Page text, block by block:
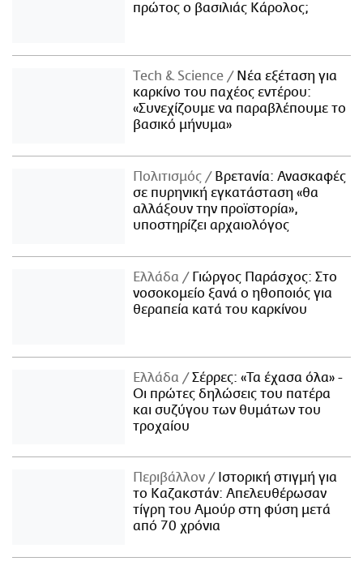
πρώτος ο βασιλιάς Κάρολος;
Τech & Science
Νέα εξέταση για
καρκίνο του παχέος εντέρου:
«Συνεχίζουμε να παραβλέπουμε το
βασικό μήνυμα»
Πολιτισμός
Βρετανία: Ανασκαφές
σε πυρηνική εγκατάσταση «θα
αλλάξουν την προϊστορία»,
υποστηρίζει αρχαιολόγος
Ελλάδα
Γιώργος Παράσχος: Στο
νοσοκομείο ξανά ο ηθοποιός για
θεραπεία κατά του καρκίνου
Ελλάδα
Σέρρες: «Τα έχασα όλα» -
Οι πρώτες δηλώσεις του πατέρα
και συζύγου των θυμάτων του
τροχαίου
Περιβάλλον
Ιστορική στιγμή για
το Καζακστάν: Απελευθέρωσαν
τίγρη του Αμούρ στη φύση μετά
από 70 χρόνια